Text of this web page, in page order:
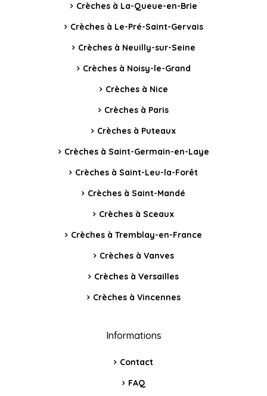
Crèches à La-Queue-en-Brie
Crèches à Le-Pré-Saint-Gervais
Crèches à Neuilly-sur-Seine
Crèches à Noisy-le-Grand
Crèches à Nice
Crèches à Paris
Crèches à Puteaux
Crèches à Saint-Germain-en-Laye
Crèches à Saint-Leu-la-Forêt
Crèches à Saint-Mandé
Crèches à Sceaux
Crèches à Tremblay-en-France
Crèches à Vanves
Crèches à Versailles
Crèches à Vincennes
Informations
Contact
FAQ